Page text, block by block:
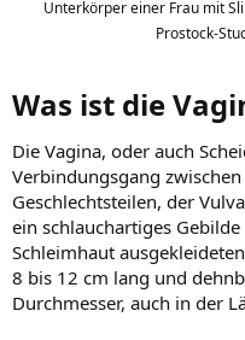
Unterkörper einer Frau mit
Prostock-
Was ist die
Die Vagina, oder auch
Verbindungsgang
Geschlechtsteilen, der
ein schlauchartiges
Schleimhaut
8 bis 12 cm lang und
Durchmesser, auch in der